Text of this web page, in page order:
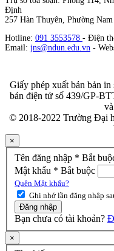
Định
257 Hàn Thuyên, Phường
Hotline: 091 3553578 - Điện
Email: jns@ndun.edu.vn -
Giấy phép xuất bản bản
bản điện tử số 439/GP-
© 2018-2022 Trường Đại
×
Tên đăng nhập * Bắt
Mật khẩu * Bắt buộc
Quên Mật khẩu?
Ghi nhớ lần đăng nhập
Đăng nhập
Bạn chưa có tài khoản?
×